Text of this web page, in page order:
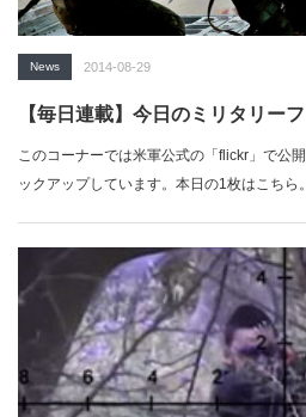
News 2014-08-29
【毎日連載】今日のミリタリーフ
このコーナーでは米軍公式の「flickr」で公
ックアップしています。本日の1枚はこち